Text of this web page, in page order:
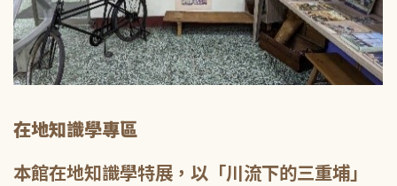
在地知識學專區
本館在地知識學特展，以「川流下的三重埔」